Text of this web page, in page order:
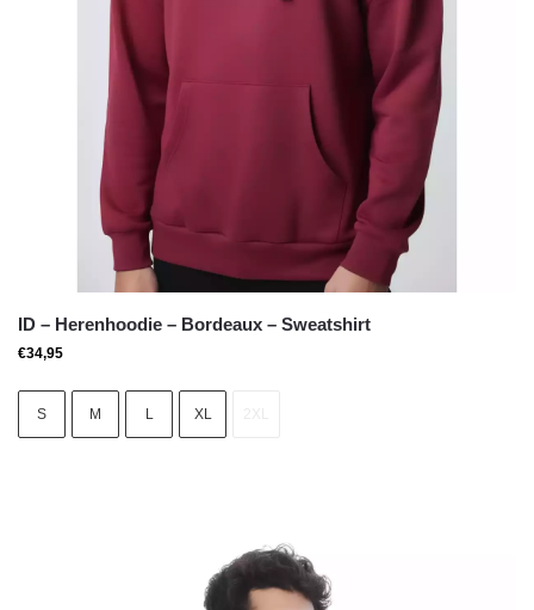
ID – Herenhoodie – Bordeaux – Sweatshirt
€34,95
S M L XL